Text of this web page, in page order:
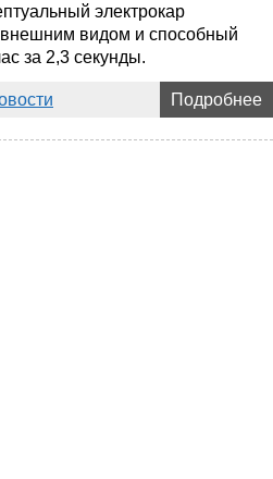
электрокар
видом и способный
за 2,3 секунды.
Подробнее